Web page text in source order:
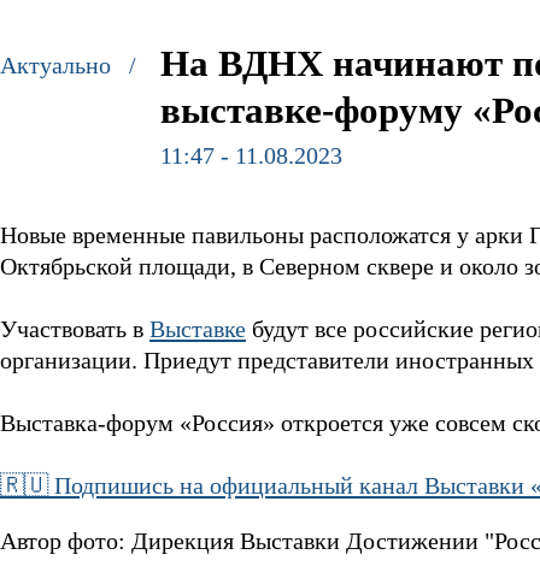
Актуально /
На ВДНХ начинают
выставке-форуму
11:47 - 11.08.2023
Новые временные павильоны расположатся у арки
Октябрьской площади, в Северном сквере и около
Участвовать в Выставке будут все российские
организации. Приедут представители иностранных
Выставка-форум «Россия» откроется уже совсем
🇷🇺 Подпишись на официальный канал Выставки
Автор фото: Дирекция Выставки Достижении